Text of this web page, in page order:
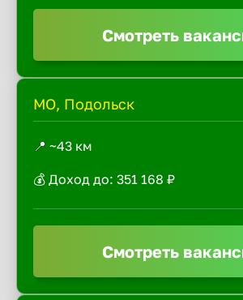
Смотреть
МО, Подольск
📍 ~43 км
💰 Доход до: 351 168 ₽
Смотреть